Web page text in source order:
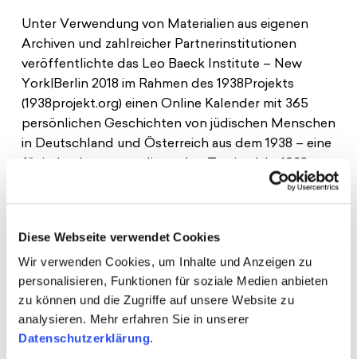
Diese Webseite verwendet Cookies
Wir verwenden Cookies, um Inhalte und Anzeigen zu
personalisieren, Funktionen für soziale Medien anbieten
zu können und die Zugriffe auf unsere Website zu
analysieren. Mehr erfahren Sie in unserer
Datenschutzerklärung.
Bildungsreisen
Jobs
Presse
Kontakt
Cookie-Einstellungen
Datenschutz
Impressum
Unter Verwendung von Materialien aus eigenen
Archiven und zahlreicher Partnerinstitutionen
veröffentlichte das Leo Baeck Institute – New
York|Berlin 2018 im Rahmen des 1938Projekts
(1938projekt.org) einen Online Kalender mit 365
persönlichen Geschichten von jüdischen Menschen
in Deutschland und Österreich aus dem 1938 – eine
Das 1938Projekt bietet über die bestehende
Online-Infrastruktur die Möglichkeit Sichtbarkeit
Jugendlichen mitentwickelte Materialien zu
gestalten.
Die Schwarzkopf-Stiftung beriet dabei das Leo
Baeck Institute zur jugendpartizipativen Arbeit und
unterstützte die Junge Jury des Margot-